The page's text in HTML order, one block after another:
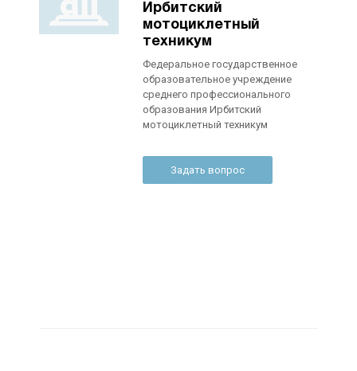
Ирбитский
мотоциклетный
техникум
Федеральное государственное
образовательное учреждение
среднего профессионального
образования Ирбитский
мотоциклетный техникум
Задать вопрос